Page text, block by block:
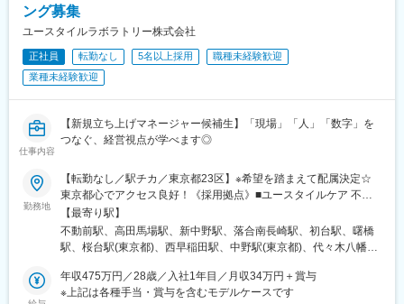
ング募集
ユースタイルラボラトリー株式会社
正社員 転勤なし 5名以上採用
職種未経験歓迎
業種未経験歓迎
仕事内容
【新規立ち上げマネージャー候補生】「現場」「人」「数字」を
つなぐ、経営視点が学べます◎
勤務地
【転勤なし／駅チカ／東京都23区】※希望を踏まえて配属決定☆
東京都心でアクセス良好！《採用拠点》■ユースタイルケア 不動
前東京都目黒区下目黒3-18-7 スカイコート目黒201号室東急電
鉄目黒線「不動前駅」徒歩8分■ユースタイルケア 新宿東京都新宿
区高田馬場1-31-8 高田馬場ダイカンプラザ419号室各線「高田
24-13 TMハウス中野101号室東京メトロ丸ノ内線「新中野駅」
徒歩5分■ユースタイルケア 哲学堂東京都新宿区西落合2-11-5 メ
【最寄り駅】
不動前駅、高田馬場駅、新中野駅、落合南長崎駅、初台駅、曙橋
駅、桜台駅(東京都)、西早稲田駅、中野駅(東京都)、代々木八幡
年収475万円／28歳／入社1年目／月収34万円＋賞与
※上記は各種手当・賞与を含むモデルケースです